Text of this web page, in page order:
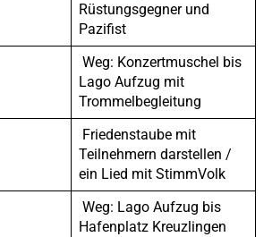
Rüstungsgegner und
Pazifist
Weg: Konzertmuschel bis
Lago Aufzug mit
Trommelbegleitung
Friedenstaube mit
Teilnehmern darstellen /
ein Lied mit StimmVolk
Weg: Lago Aufzug bis
Hafenplatz Kreuzlingen